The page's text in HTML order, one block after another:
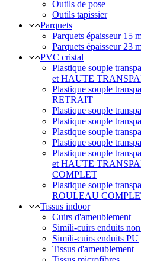
Outils de pose
Outils tapissier
Parquets
Parquets épaisseur 15
Parquets épaisseur 23
PVC cristal
Plastique souple
et HAUTE
Plastique souple
RETRAIT
Plastique souple
Plastique souple
Plastique souple
Plastique souple
Plastique souple
et HAUTE
COMPLET
Plastique souple
ROULEAU
Tissus indoor
Cuirs d'ameublement
Simili-cuirs enduits
Simili-cuirs enduits PU
Tissus d'ameublement